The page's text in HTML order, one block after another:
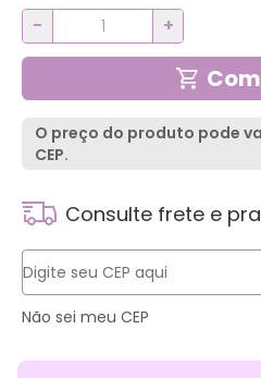
- +
O preço do produto pode
CEP.
Consulte frete e
Não sei meu CEP